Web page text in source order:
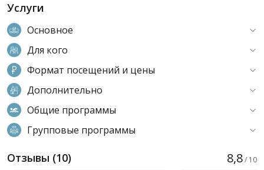
Услуги
Основное
Для кого
Формат посещений и цены
Дополнительно
Общие программы
Групповые программы
Отзывы (10) 8,8/ 10